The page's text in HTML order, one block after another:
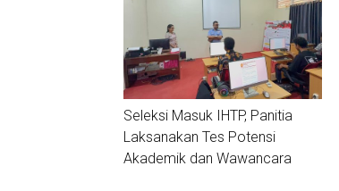
Seleksi Masuk IHTP, Panitia
Laksanakan Tes Potensi
Akademik dan Wawancara